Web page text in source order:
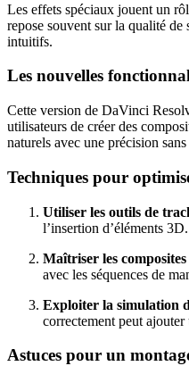
Les effets spéciaux jouent un
repose souvent sur la qualité
intuitifs.
Les nouvelles
Cette version de DaVinci
utilisateurs de créer des
naturels avec une précision
Techniques pour
Utiliser les outils de
l’insertion d’éléments 3D.
Maîtriser les
avec les séquences de
Exploiter la simulation
correctement peut
Astuces pour un